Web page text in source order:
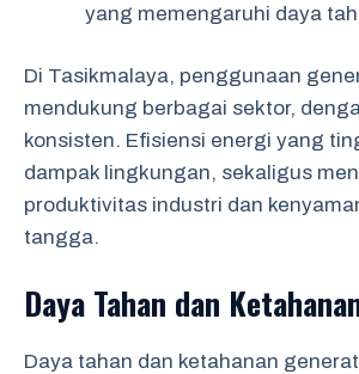
yang memengaruhi daya
Di Tasikmalaya, penggunaan
mendukung berbagai sektor,
konsisten. Efisiensi energi yang
dampak lingkungan, sekaligus
produktivitas industri dan
tangga.
Daya Tahan dan
Daya tahan dan ketahanan